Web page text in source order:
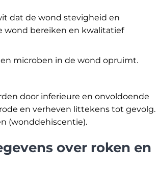
dat de wond stevigheid en
wond bereiken en kwalitatief
microben in de wond opruimt.
door inferieure en onvoldoende
en verheven littekens tot gevolg.
(wonddehiscentie).
over roken en